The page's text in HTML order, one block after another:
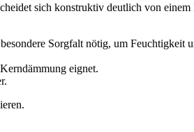
sich konstruktiv deutlich von einem
Sorgfalt nötig, um Feuchtigkeit
eignet.